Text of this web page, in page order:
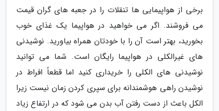
برخی از هواپیمایی ها تنقلات را در جعبه های گران قیمت
می فروشند. اگر می خواهید در هواپیما یک غذای خوب
بخورید، بهتر است آن را با خودتان همراه بیاورید. نوشیدنی
های غیرالکلی در هواپیما رایگان است. شما می توانید
نوشیدنی های الکلی را خریداری کنید اما قطعاً افراط در
نوشیدن راهی هوشمندانه برای سپری کردن زمان نیست زیرا
الکل باعث از دست رفتن آب بدن می شود که در ارتفاع زیاد